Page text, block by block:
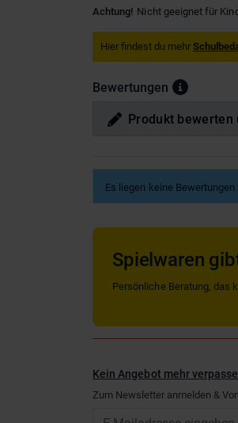
Achtung! Nicht geeignet für
Hier findest du mehr
Bewertungen
Produkt
Es liegen keine
Spielwaren
Persönliche Beratung, das
Kein Angebot mehr
Zum Newsletter anmelden &